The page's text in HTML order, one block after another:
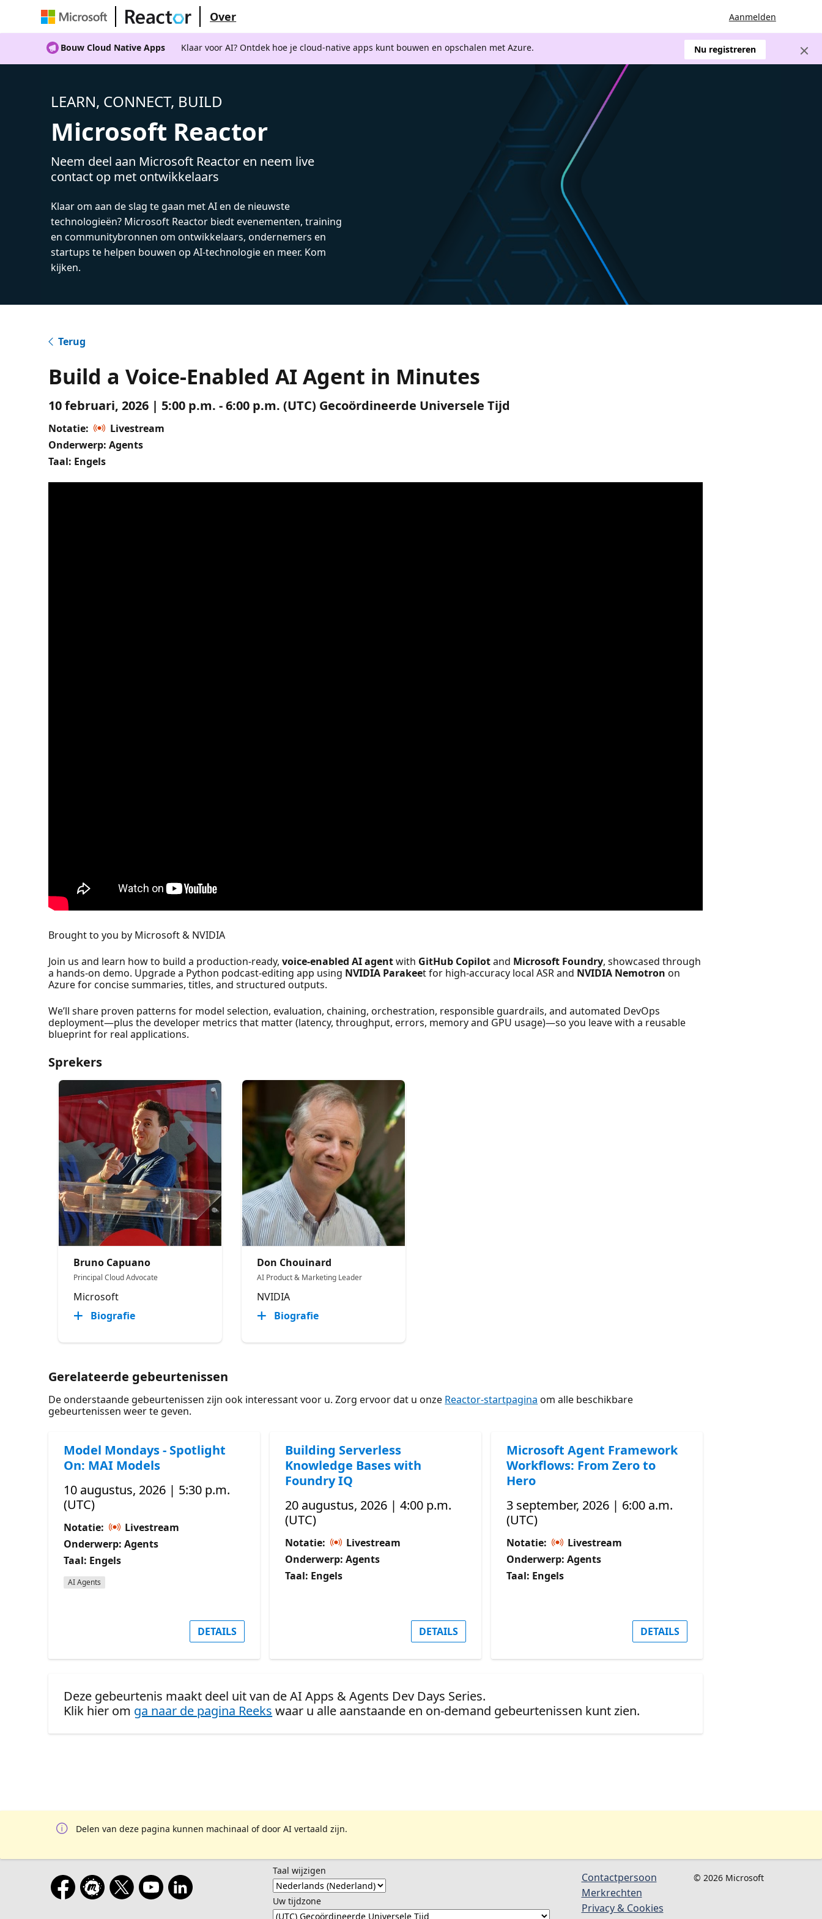
Over Aanmelden
Bouw Cloud Native Apps Klaar voor AI? Ontdek hoe je cloud-native apps kunt bouwen en opschalen met Azure. Nu registreren
LEARN, CONNECT, BUILD
Microsoft Reactor
Neem deel aan Microsoft Reactor en neem live
contact op met ontwikkelaars
Klaar om aan de slag te gaan met AI en de nieuwste
technologieën? Microsoft Reactor biedt evenementen, training
en communitybronnen om ontwikkelaars, ondernemers en
startups te helpen bouwen op AI-technologie en meer. Kom
kijken.
Terug
Build a Voice-Enabled AI Agent in Minutes
10 februari, 2026 | 5:00 p.m. - 6:00 p.m. (UTC) Gecoördineerde Universele Tijd
Notatie:
Livestream
Onderwerp: Agents
Taal: Engels
Brought to you by Microsoft & NVIDIA
Join us and learn how to build a production‑ready,voice‑enabled AI agentwith GitHub Copilotand Microsoft Foundry, showcased through
a hands‑on demo. Upgrade a Python podcast‑editing app using NVIDIA Parakeet for high‑accuracy local ASR and NVIDIA Nemotron on
Azure for concise summaries, titles, and structured outputs.
We’ll share proven patterns for model selection, evaluation, chaining, orchestration, responsible guardrails, and automated DevOps
deployment—plus the developer metrics that matter (latency, throughput, errors, memory and GPU usage)—so you leave with a reusable
blueprint for real applications.
Sprekers
Bruno Capuano
Principal Cloud Advocate
Microsoft
Biografie
Don Chouinard
AI Product & Marketing Leader
NVIDIA
Biografie
Gerelateerde gebeurtenissen
De onderstaande gebeurtenissen zijn ook interessant voor u. Zorg ervoor dat u onze Reactor-startpagina om alle beschikbare
gebeurtenissen weer te geven.
Model Mondays - Spotlight
On: MAI Models
10 augustus, 2026 | 5:30 p.m.
(UTC)
Notatie:
Livestream
Onderwerp: Agents
Taal: Engels
AI Agents
DETAILS
Building Serverless
Knowledge Bases with
Foundry IQ
20 augustus, 2026 | 4:00 p.m.
(UTC)
Notatie:
Livestream
Onderwerp: Agents
Taal: Engels
DETAILS
Microsoft Agent Framework
Workflows: From Zero to
Hero
3 september, 2026 | 6:00 a.m.
(UTC)
Notatie:
Livestream
Onderwerp: Agents
Taal: Engels
DETAILS
Deze gebeurtenis maakt deel uit van de AI Apps & Agents Dev Days Series.
Klik hier om ga naar de pagina Reeks waar u alle aanstaande en on-demand gebeurtenissen kunt zien.
Delen van deze pagina kunnen machinaal of door AI vertaald zijn.
Taal wijzigen
Uw tijdzone
Contactpersoon
Merkrechten
Privacy & Cookies
© 2026 Microsoft